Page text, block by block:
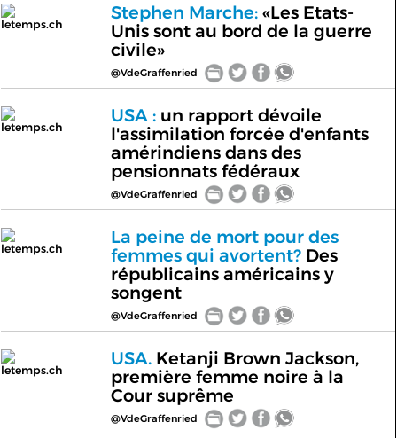
letemps.ch
Stephen Marche:«Les Etats-
Unis sont au bord de la guerre
civile»
@VdeGraffenried
letemps.ch
USA :un rapport dévoile
l'assimilation forcée d'enfants
amérindiens dans des
pensionnats fédéraux
@VdeGraffenried
letemps.ch
La peine de mort pour des
femmes qui avortent?Des
républicains américains y
songent
@VdeGraffenried
letemps.ch
USA.Ketanji Brown Jackson,
première femme noire à la
Cour suprême
@VdeGraffenried